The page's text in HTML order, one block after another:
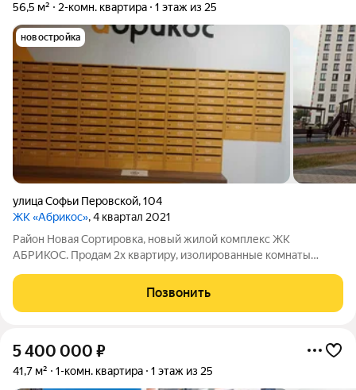
56,5 м² 2-комн. квартира 1 этаж из 25
новостройка
улица Софьи Перовской,104
ЖК «Абрикос», 4 квартал 2021
Район Новая Сортировка, новый жилой комплекс ЖК
АБРИКОС. Продам 2х квартиру, изолированные комнаты
инфраструктура микрорайона, необходимые учреждения /
магазины в шаговой доступности.Близость
Позвонить
5 400 000 ₽
41,7 м² 1-комн. квартира 1 этаж из 25